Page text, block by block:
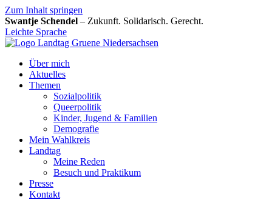
Zum Inhalt springen
Swantje Schendel – Zukunft. Solidarisch. Gerecht.
Leichte Sprache
Über mich
Aktuelles
Themen
Sozialpolitik
Queerpolitik
Kinder, Jugend & Familien
Demografie
Mein Wahlkreis
Landtag
Meine Reden
Besuch und Praktikum
Presse
Kontakt